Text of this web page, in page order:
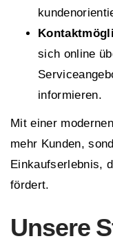
sich online
informieren.
Mit einer
mehr Kunden,
Einkaufserlebnis,
fördert.
Unsere